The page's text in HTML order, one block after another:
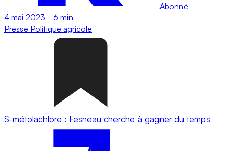
Abonné
4 mai 2023 - 6 min
Presse Politique agricole
S-métolachlore : Fesneau cherche à gagner du temps